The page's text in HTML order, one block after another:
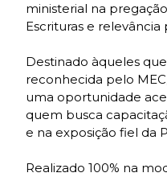
ministerial na
Escrituras e relevância
Destinado àqueles
reconhecida pelo
uma oportunidade
quem busca
e na exposição fiel da
Realizado 100% na